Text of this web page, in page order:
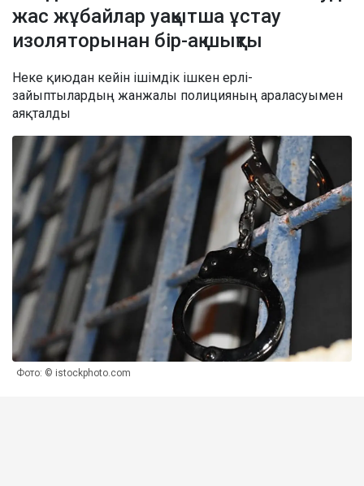
жас жұбайлар уақытша ұстау
изоляторынан бір-ақ шықты
Неке қиюдан кейін ішімдік ішкен ерлі-
зайыптылардың жанжалы полицияның араласуымен
аяқталды
Фото: © istockphoto.com